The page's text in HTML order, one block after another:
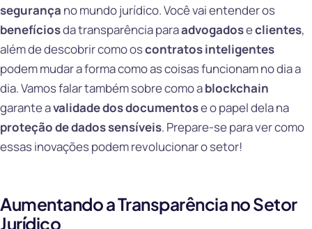
segurança no mundo jurídico. Você vai entender os
benefíciosda transparência paraadvogadoseclientes,
além de descobrir como oscontratos inteligentes
podem mudar a forma como as coisas funcionam no dia a
dia. Vamos falar também sobre como ablockchain
garante avalidade dos documentose o papel dela na
proteção de dados sensíveis. Prepare-se para ver como
essas inovações podem revolucionar o setor!
Aumentando a Transparência no Setor
Jurídico